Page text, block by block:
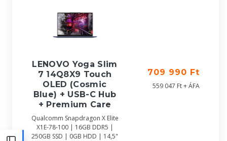
LENOVO Yoga Slim
7 14Q8X9 Touch
OLED (Cosmic
Blue) + USB-C Hub
+ Premium Care
Qualcomm Snapdragon X Elite
X1E-78-100 | 16GB DDR5 |
250GB SSD | 0GB HDD | 14,5"
709 990 Ft
559 047 Ft + ÁFA